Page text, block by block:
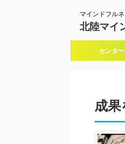
マインドフル
北陸マイ
センタ
成